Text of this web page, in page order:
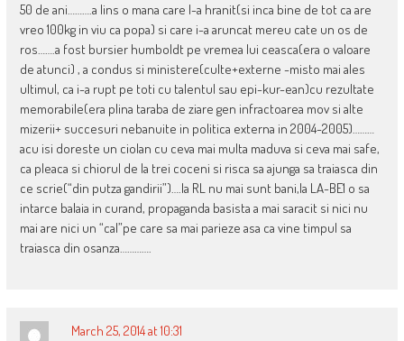
50 de ani……….a lins o mana care l-a hranit(si inca bine de tot ca are
vreo 100kg in viu ca popa) si care i-a aruncat mereu cate un os de
ros…….a fost bursier humboldt pe vremea lui ceasca(era o valoare
de atunci) , a condus si ministere(culte+externe -misto mai ales
ultimul, ca i-a rupt pe toti cu talentul sau epi-kur-ean)cu rezultate
memorabile(era plina taraba de ziare gen infractoarea mov si alte
mizerii+ succesuri nebanuite in politica externa in 2004-2005)………
acu isi doreste un ciolan cu ceva mai multa maduva si ceva mai safe,
ca pleaca si chiorul de la trei coceni si risca sa ajunga sa traiasca din
ce scrie(“din putza gandirii”)….la RL nu mai sunt bani,la LA-BE1 o sa
intarce balaia in curand, propaganda basista a mai saracit si nici nu
mai are nici un “cal”pe care sa mai parieze asa ca vine timpul sa
traiasca din osanza………….
March 25, 2014 at 10:31